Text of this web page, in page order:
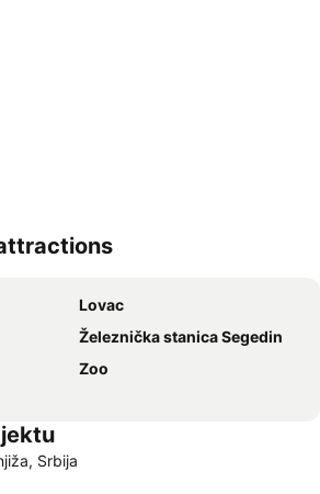
Lovac
Železnička stanica Segedin
Zoo
Srbija